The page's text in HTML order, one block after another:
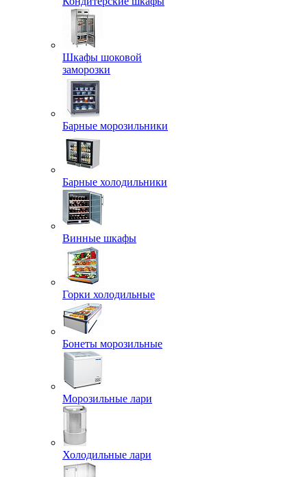
Шкафы шоковой
заморозки
Барные морозильники
Барные холодильники
Винные шкафы
Горки холодильные
Бонеты морозильные
Морозильные лари
Холодильные лари